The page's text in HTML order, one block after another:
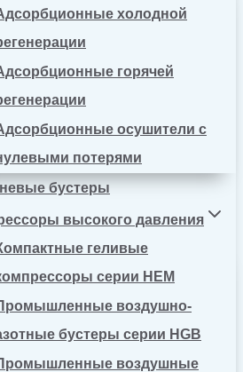
холодной
горячей
осушители с
потерями
бустеры
высокого давления
геливые
серии HEM
воздушно-
бустеры серии HGB
воздушные